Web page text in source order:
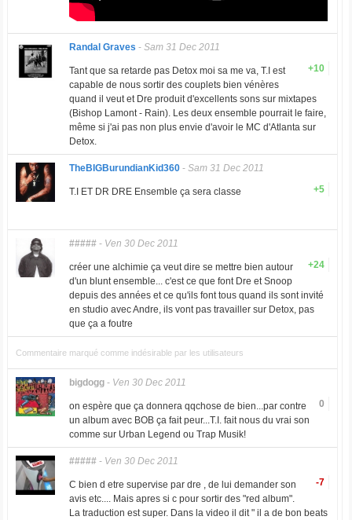
Randal Graves - Sam 31 Dec 2011
+10
Tant que sa retarde pas Detox moi sa me va, T.I est
capable de nous sortir des couplets bien vénères
quand il veut et Dre produit d'excellents sons sur mixtapes
(Bishop Lamont - Rain). Les deux ensemble pourrait le faire,
même si j'ai pas non plus envie d'avoir le MC d'Atlanta sur
Detox.
TheBIGBurundianKid360- Sam 31 Dec 2011
+5
T.I ET DR DRE Ensemble ça sera classe
#####- Ven 30 Dec 2011
+24
créer une alchimie ça veut dire se mettre bien autour
d'un blunt ensemble... c'est ce que font Dre et Snoop
depuis des années et ce qu'ils font tous quand ils sont invité
en studio avec Andre, ils vont pas travailler sur Detox, pas
que ça a foutre
Commentaire marqué comme indésirable par les utilisateurs
bigdogg- Ven 30 Dec 2011
0
on espère que ça donnera qqchose de bien...par contre
un album avec BOB ça fait peur...T.I. fait nous du vrai son
comme sur Urban Legend ou Trap Musik!
#####- Ven 30 Dec 2011
-7
C bien d etre supervise par dre , de lui demander son
avis etc.... Mais apres si c pour sortir des "red album".
La traduction est super. Dans la video il dit " il a de bon beats